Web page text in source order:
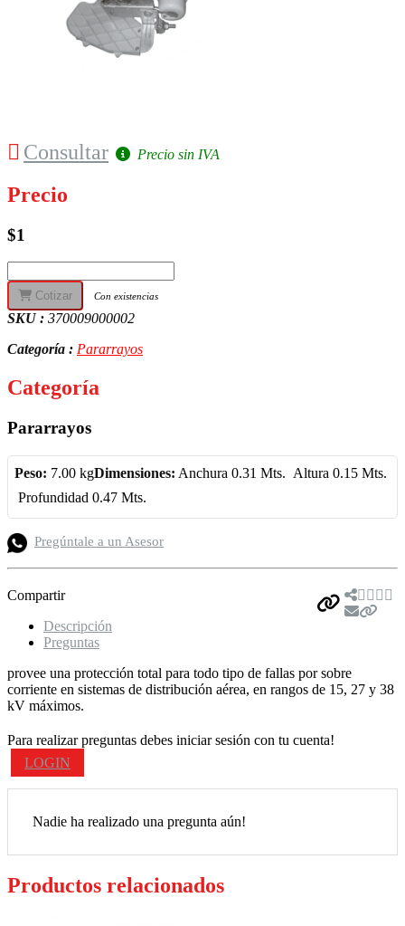
Consultar Precio sin IVA
Precio
$1
Cotizar Con existencias
SKU : 370009000002
Categoría : Pararrayos
Categoría
Pararrayos
Peso: 7.00 kgDimensiones: Anchura 0.31 Mts.  Altura 0.15 Mts.
 Profundidad 0.47 Mts.
Pregúntale a un Asesor
Compartir
Descripción
Preguntas
provee una protección total para todo tipo de fallas por sobre
corriente en sistemas de distribución aérea, en rangos de 15, 27 y 38
kV máximos.
Para realizar preguntas debes iniciar sesión con tu cuenta!
LOGIN
Nadie ha realizado una pregunta aún!
Productos relacionados